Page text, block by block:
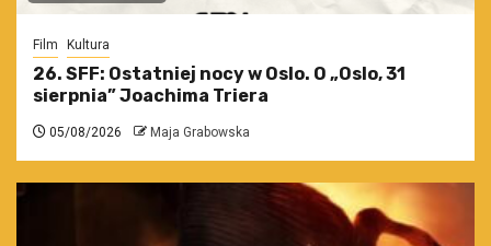
Film Kultura
26. SFF: Ostatniej nocy w Oslo. O „Oslo, 31
sierpnia” Joachima Triera
05/08/2026 Maja Grabowska